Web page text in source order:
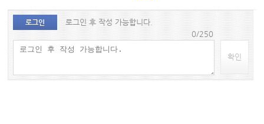
로그인
로그인 후 작성 가능합니다.
0/250
확인